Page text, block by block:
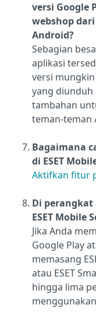
versi Google
webshop
Android?
Sebagian
aplikasi
versi
yang diunduh
tambahan
teman-teman
Bagaimana
di ESET
Aktifkan fitur
Di perangkat
ESET Mobile
Jika Anda
Google Play
memasang
atau ESET
hingga lima